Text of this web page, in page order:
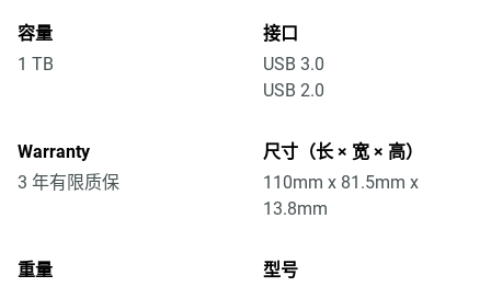
容量
1 TB
接口
USB 3.0
USB 2.0
Warranty
3 年有限质保
尺寸（长 × 宽 × 高）
110mm x 81.5mm x
13.8mm
重量 型号